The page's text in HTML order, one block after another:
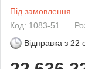
Під замовлення
Код: 1083-51
Відправка з 22